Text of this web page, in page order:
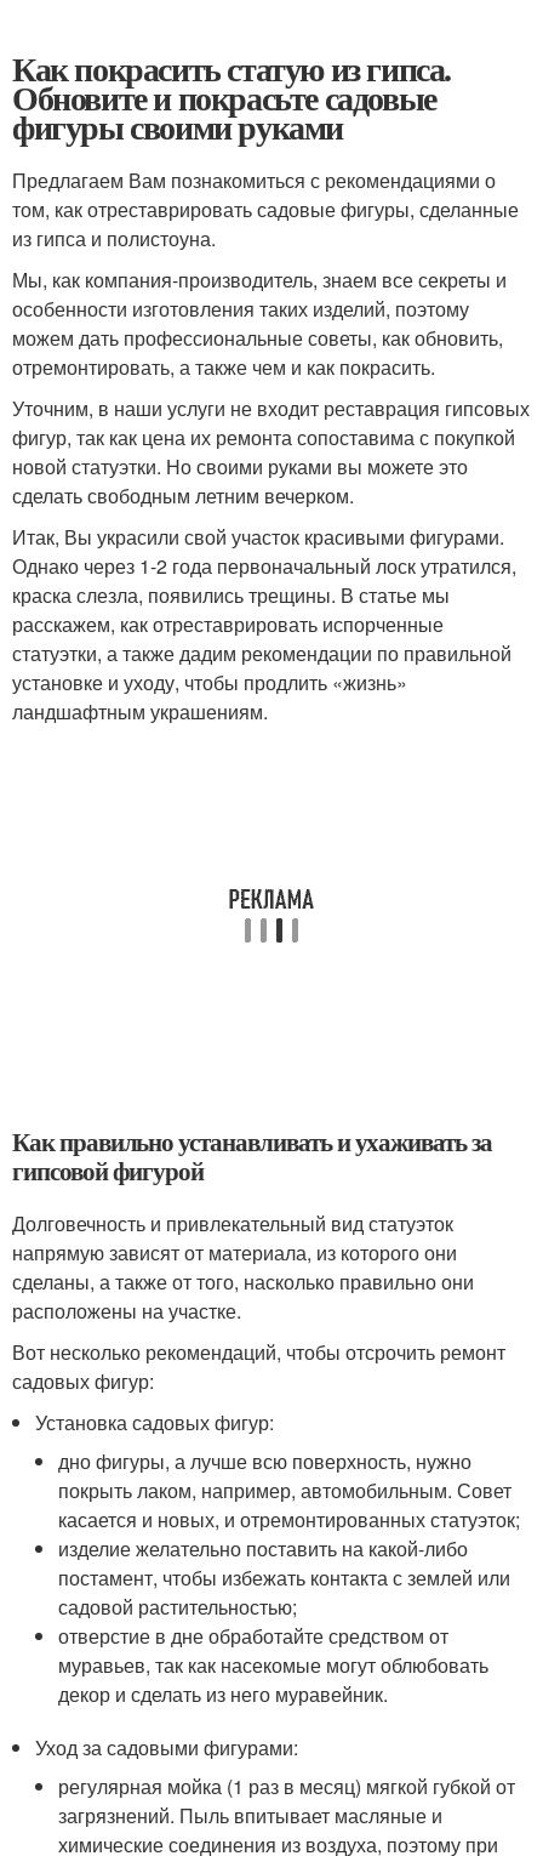
Как покрасить статую из гипса.
Обновите и покрасьте садовые
фигуры своими руками
Предлагаем Вам познакомиться с рекомендациями о
том, как отреставрировать садовые фигуры, сделанные
из гипса и полистоуна.
Мы, как компания-производитель, знаем все секреты и
особенности изготовления таких изделий, поэтому
можем дать профессиональные советы, как обновить,
отремонтировать, а также чем и как покрасить.
Уточним, в наши услуги не входит реставрация гипсовых
фигур, так как цена их ремонта сопоставима с покупкой
новой статуэтки. Но своими руками вы можете это
сделать свободным летним вечерком.
Итак, Вы украсили свой участок красивыми фигурами.
Однако через 1-2 года первоначальный лоск утратился,
краска слезла, появились трещины. В статье мы
расскажем, как отреставрировать испорченные
статуэтки, а также дадим рекомендации по правильной
установке и уходу, чтобы продлить «жизнь»
ландшафтным украшениям.
Как правильно устанавливать и ухаживать за
гипсовой фигурой
Долговечность и привлекательный вид статуэток
напрямую зависят от материала, из которого они
сделаны, а также от того, насколько правильно они
расположены на участке.
Вот несколько рекомендаций, чтобы отсрочить ремонт
садовых фигур:
Установка садовых фигур:
дно фигуры, а лучше всю поверхность, нужно
покрыть лаком, например, автомобильным. Совет
касается и новых, и отремонтированных статуэток;
изделие желательно поставить на какой-либо
постамент, чтобы избежать контакта с землей или
садовой растительностью;
отверстие в дне обработайте средством от
муравьев, так как насекомые могут облюбовать
декор и сделать из него муравейник.
Уход за садовыми фигурами:
регулярная мойка (1 раз в месяц) мягкой губкой от
загрязнений. Пыль впитывает масляные и
химические соединения из воздуха, поэтому при